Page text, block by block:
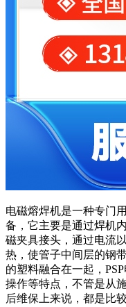
电磁熔焊机是一种专门
备，它主要是通过焊机
磁夹具接头，通过电流
热，使管子中间层的钢
的塑料融合在一起，
操作等特点，不管是从
后维保上来说，都是比